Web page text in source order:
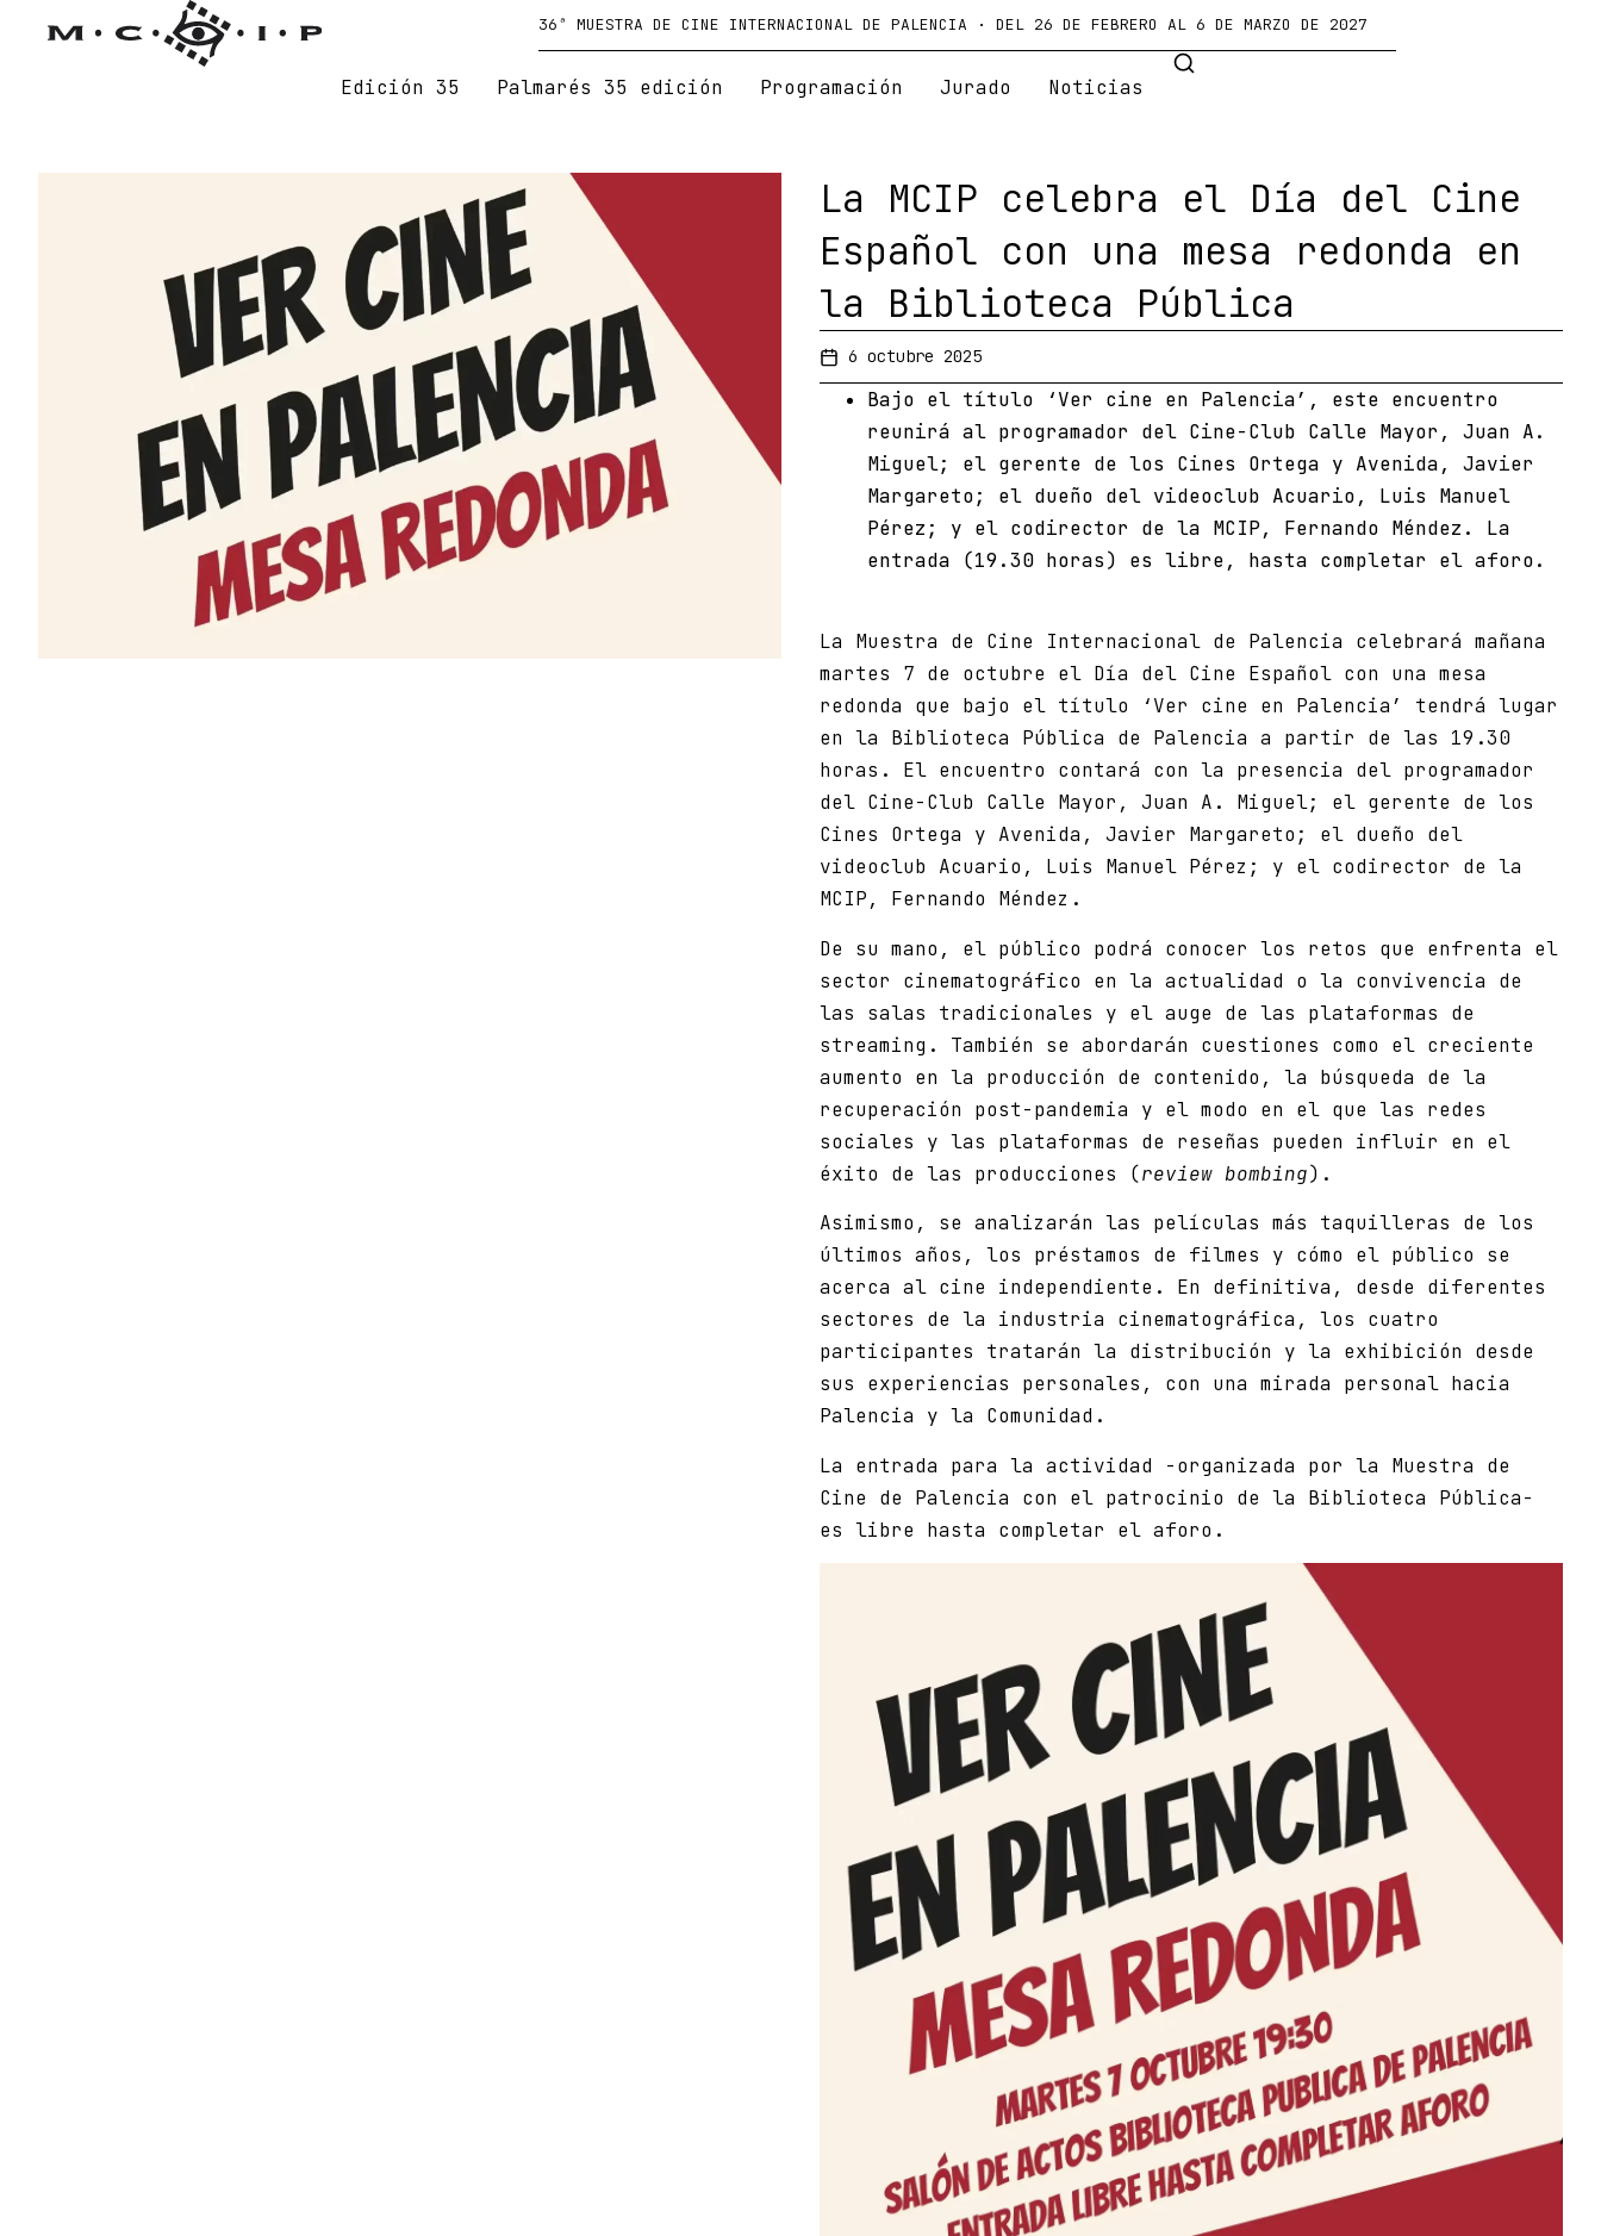
36ª MUESTRA DE CINE INTERNACIONAL DE PALENCIA · DEL 26 DE FEBRERO AL 6 DE MARZO DE 2027
Edición 35 Palmarés 35 edición Programación Jurado Noticias
La MCIP celebra el Día del Cine
Español con una mesa redonda en
la Biblioteca Pública
6 octubre 2025
Bajo el título ‘Ver cine en Palencia’, este encuentro
reunirá al programador del Cine-Club Calle Mayor, Juan A.
Miguel; el gerente de los Cines Ortega y Avenida, Javier
Margareto; el dueño del videoclub Acuario, Luis Manuel
Pérez; y el codirector de la MCIP, Fernando Méndez. La
entrada (19.30 horas) es libre, hasta completar el aforo.
La Muestra de Cine Internacional de Palencia celebrará mañana
martes 7 de octubre el Día del Cine Español con una mesa
redonda que bajo el título ‘Ver cine en Palencia’ tendrá lugar
en la Biblioteca Pública de Palencia a partir de las 19.30
horas. El encuentro contará con la presencia del programador
del Cine-Club Calle Mayor, Juan A. Miguel; el gerente de los
Cines Ortega y Avenida, Javier Margareto; el dueño del
videoclub Acuario, Luis Manuel Pérez; y el codirector de la
MCIP, Fernando Méndez.
De su mano, el público podrá conocer los retos que enfrenta el
sector cinematográfico en la actualidad o la convivencia de
las salas tradicionales y el auge de las plataformas de
streaming. También se abordarán cuestiones como el creciente
aumento en la producción de contenido, la búsqueda de la
recuperación post-pandemia y el modo en el que las redes
sociales y las plataformas de reseñas pueden influir en el
éxito de las producciones (review bombing).
Asimismo, se analizarán las películas más taquilleras de los
últimos años, los préstamos de filmes y cómo el público se
acerca al cine independiente. En definitiva, desde diferentes
sectores de la industria cinematográfica, los cuatro
participantes tratarán la distribución y la exhibición desde
sus experiencias personales, con una mirada personal hacia
Palencia y la Comunidad.
La entrada para la actividad -organizada por la Muestra de
Cine de Palencia con el patrocinio de la Biblioteca Pública-
es libre hasta completar el aforo.